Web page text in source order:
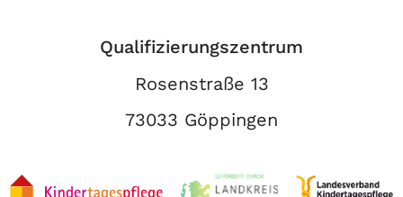
Qualifizierungszentrum
Rosenstraße 13
73033 Göppingen